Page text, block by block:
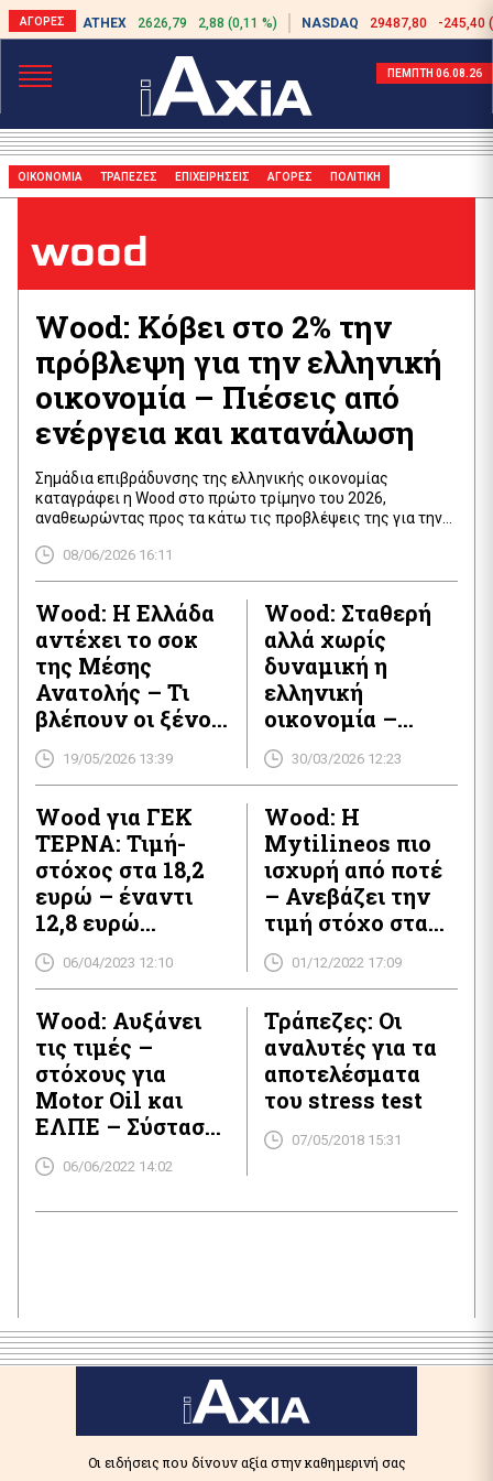
ATHEX 2626,79 2,88 (0,11 %) NASDAQ 29487,80 -245,40
ΠΕΜΠΤΗ 06.08.26
ΟΙΚΟΝΟΜΙΑ ΤΡΑΠΕΖΕΣ ΕΠΙΧΕΙΡΗΣΕΙΣ ΑΓΟΡΕΣ ΠΟΛΙΤΙΚΗ
wood
Wood: Κόβει στο 2% την
πρόβλεψη για την ελληνική
οικονομία – Πιέσεις από
ενέργεια και κατανάλωση
Σημάδια επιβράδυνσης της ελληνικής οικονομίας
καταγράφει η Wood στο πρώτο τρίμηνο του 2026,
αναθεωρώντας προς τα κάτω τις προβλέψεις της για την
ενέργειας έχει αρχίσει να επηρεάζει την καταναλωτική
συμπεριφορά και τη δυναμική της οικονομικής
δραστηριότητας. Όπως σημειώνει ο οίκος, το ελληνικό
ΑΕΠ αυξήθηκε κατά 2% σε […]
08/06/2026 16:11
Wood: Η Ελλάδα
αντέχει το σοκ
της Μέσης
Ανατολής – Τι
βλέπουν οι ξένοι
επενδυτές για
οικονομία και
19/05/2026 13:39
Wood: Σταθερή
αλλά χωρίς
δυναμική η
ελληνική
οικονομία –
Αβεβαιότητα
στον τουρισμό
γεωπολιτικών
εξελίξεων
30/03/2026 12:23
Wood για ΓΕΚ
ΤΕΡΝΑ: Τιμή-
στόχος στα 18,2
ευρώ – έναντι
12,8 ευρώ
προηγουμένως –
Περιθώριο
06/04/2023 12:10
Wood: H
Mytilineos πιο
ισχυρή από ποτέ
– Ανεβάζει την
τιμή στόχο στα
26 ευρώ
01/12/2022 17:09
Wood: Αυξάνει
τις τιμές –
στόχους για
Motor Oil και
ΕΛΠΕ – Σύσταση
«buy»06/06/2022 14:02
Τράπεζες: Οι
αναλυτές για τα
αποτελέσματα
του stress test
07/05/2018 15:31
Οι ειδήσεις που δίνουν αξία στην καθημερινή σας